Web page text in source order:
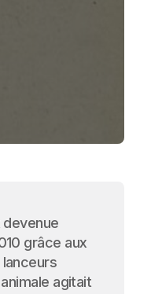
devenue
grâce aux
agitait